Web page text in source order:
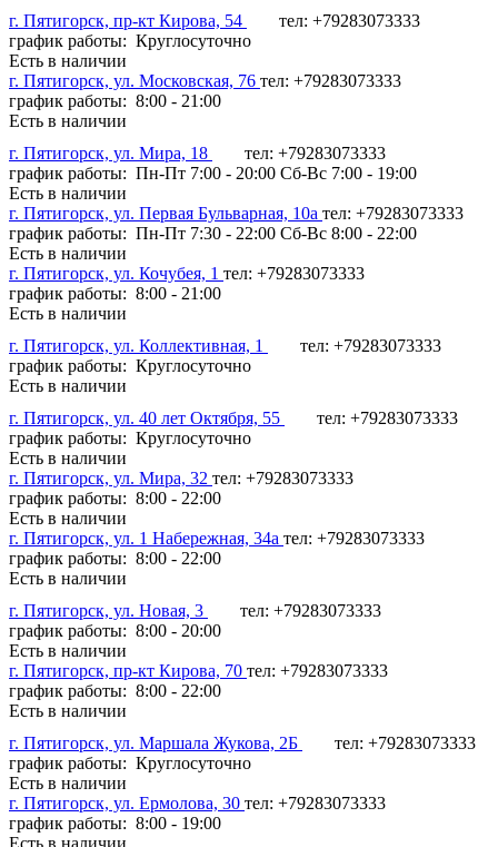
г. Пятигорск, пр-кт Кирова, 54
тел: +79283073333
график работы: Круглосуточно
Есть в наличии
г. Пятигорск, ул. Московская, 76 тел: +79283073333
график работы: 8:00 - 21:00
Есть в наличии
г. Пятигорск, ул. Мира, 18
тел: +79283073333
график работы: Пн-Пт 7:00 - 20:00 Сб-Вс 7:00 - 19:00
Есть в наличии
г. Пятигорск, ул. Первая Бульварная, 10а тел: +79283073333
график работы: Пн-Пт 7:30 - 22:00 Сб-Вс 8:00 - 22:00
Есть в наличии
г. Пятигорск, ул. Кочубея, 1 тел: +79283073333
график работы: 8:00 - 21:00
Есть в наличии
г. Пятигорск, ул. Коллективная, 1
тел: +79283073333
график работы: Круглосуточно
Есть в наличии
г. Пятигорск, ул. 40 лет Октября, 55
тел: +79283073333
график работы: Круглосуточно
Есть в наличии
г. Пятигорск, ул. Мира, 32 тел: +79283073333
график работы: 8:00 - 22:00
Есть в наличии
г. Пятигорск, ул. 1 Набережная, 34а тел: +79283073333
график работы: 8:00 - 22:00
Есть в наличии
г. Пятигорск, ул. Новая, 3
тел: +79283073333
график работы: 8:00 - 20:00
Есть в наличии
г. Пятигорск, пр-кт Кирова, 70 тел: +79283073333
график работы: 8:00 - 22:00
Есть в наличии
г. Пятигорск, ул. Маршала Жукова, 2Б
тел: +79283073333
график работы: Круглосуточно
Есть в наличии
г. Пятигорск, ул. Ермолова, 30 тел: +79283073333
график работы: 8:00 - 19:00
Есть в наличии